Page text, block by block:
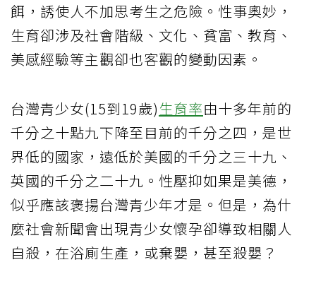
餌，誘使人不加思考生之危險。性事奧妙，
生育卻涉及社會階級、文化、貧富、教育、
美感經驗等主觀卻也客觀的變動因素。
台灣青少女(15到19歲)生育率由十多年前的
千分之十點九下降至目前的千分之四，是世
界低的國家，遠低於美國的千分之三十九、
英國的千分之二十九。性壓抑如果是美德，
似乎應該褒揚台灣青少年才是。但是，為什
麼社會新聞會出現青少女懷孕卻導致相關人
自殺，在浴廁生產，或棄嬰，甚至殺嬰？